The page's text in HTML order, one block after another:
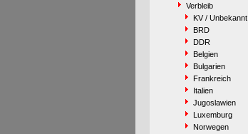
Verbleib
KV / Unbekannt
BRD
DDR
Belgien
Bulgarien
Frankreich
Italien
Jugoslawien
Luxemburg
Norwegen